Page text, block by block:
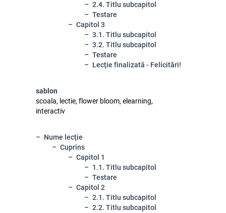
2.4. Titlu subcapitol
Testare
Capitol 3
3.1. Titlu subcapitol
3.2. Titlu subcapitol
Testare
Lecție finalizată - Felicitări!
sablon
scoala, lectie, flower bloom, elearning,
interactiv
Nume lecție
Cuprins
Capitol 1
1.1. Titlu subcapitol
Testare
Capitol 2
2.1. Titlu subcapitol
2.2. Titlu subcapitol